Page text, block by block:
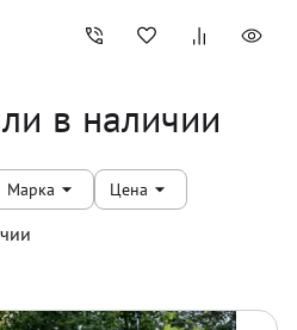
в наличии
Марка Цена